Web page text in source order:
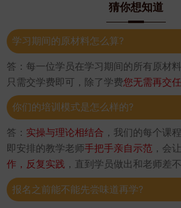
猜你想知道
学习期间的原材料怎么算?
答：每一位学员在学习期间的所有原材
只需交学费即可，除了学费您无需再交
你们的培训模式是怎么样的?
答： 实操与理论相结合 ，我们的每个课
即安排的教学老师手把手亲自示范 ，会
作，反复实践 ，直到学员做出和老师差
报名之前能不能先尝味道再学?